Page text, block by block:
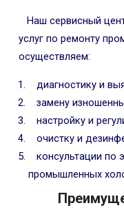
Наш сервисный
услуг по ремонту
осуществляем:
диагностику и
замену
настройку и
очистку и
консультации по
промышленных